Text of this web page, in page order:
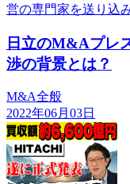
営の専門家を送り込
日立のM&Aプレ
渉の背景とは？
M&A全般
2022年06月03日